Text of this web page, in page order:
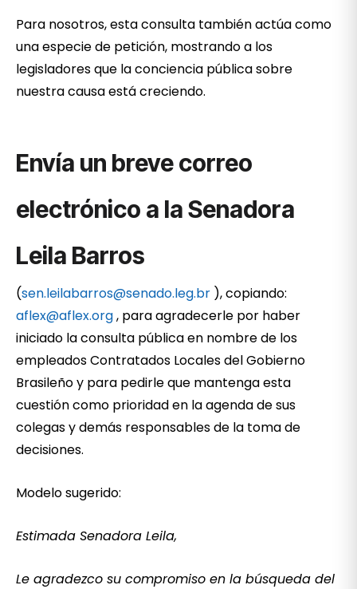
Para nosotros, esta consulta también actúa como
una especie de petición, mostrando a los
legisladores que la conciencia pública sobre
nuestra causa está creciendo.
Envía un breve correo
electrónico a la Senadora
Leila Barros
(sen.leilabarros@senado.leg.br ), copiando:
aflex@aflex.org, para agradecerle por haber
iniciado la consulta pública en nombre de los
empleados Contratados Locales del Gobierno
Brasileño y para pedirle que mantenga esta
cuestión como prioridad en la agenda de sus
colegas y demás responsables de la toma de
decisiones.
Modelo sugerido:
Estimada Senadora Leila,
Le agradezco su compromiso en la búsqueda del